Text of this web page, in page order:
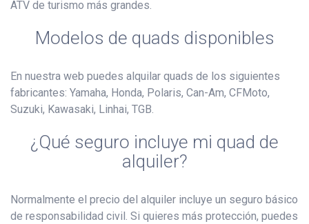
ATV de turismo más grandes.
Modelos de quads disponibles
En nuestra web puedes alquilar quads de los siguientes
fabricantes: Yamaha, Honda, Polaris, Can-Am, CFMoto,
Suzuki, Kawasaki, Linhai, TGB.
¿Qué seguro incluye mi quad de
alquiler?
Normalmente el precio del alquiler incluye un seguro básico
de responsabilidad civil. Si quieres más protección, puedes